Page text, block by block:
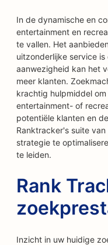
In de dynamische en
entertainment en
te vallen. Het
uitzonderlijke service
aanwezigheid kan het
meer klanten.
krachtig hulpmiddel
entertainment- of
potentiële klanten en
Ranktracker's suite
strategie te
te leiden.
Rank
Inzicht in uw huidige